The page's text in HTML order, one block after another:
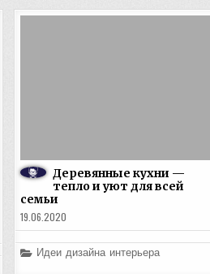
Деревянные кухни —
тепло и уют для всей
семьи
19.06.2020
Posted
in
Идеи дизайна интерьера